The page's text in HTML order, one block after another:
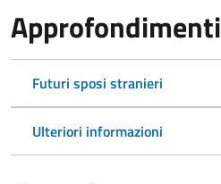
Approfondimenti
Futuri sposi stranieri
Ulteriori informazioni